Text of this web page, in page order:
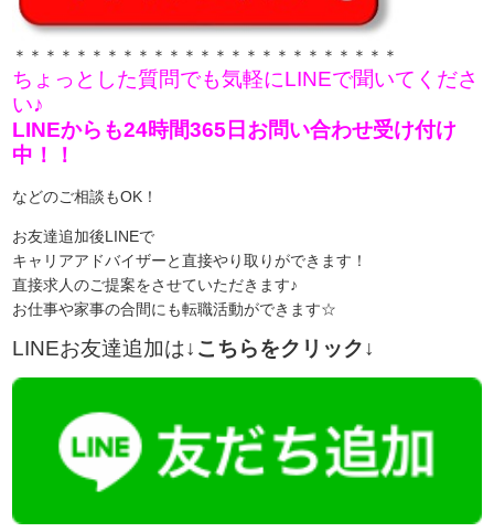
＊＊＊＊＊＊＊＊＊＊＊＊＊＊＊＊＊＊＊＊＊＊＊＊＊
ちょっとした質問でも気軽にLINEで聞いてくださ
い♪
LINEからも24時間365日お問い合わせ受け付け
中！！
などのご相談もOK！
お友達追加後LINEで
キャリアアドバイザーと直接やり取りができます！
直接求人のご提案をさせていただきます♪
お仕事や家事の合間にも転職活動ができます☆
LINEお友達追加は↓こちらをクリック↓